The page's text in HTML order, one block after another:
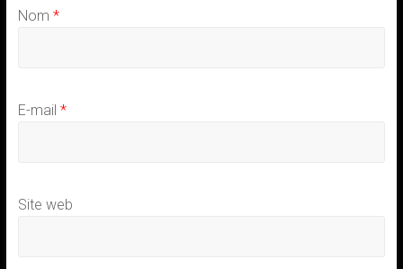
Nom *
E-mail *
Site web